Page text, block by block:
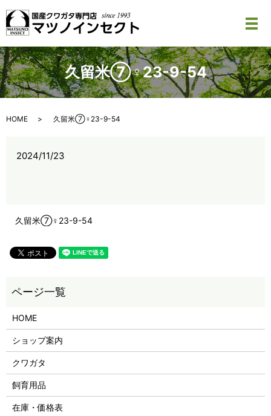
メ
久留米⑦♀23-9-54
HOME 久留米⑦♀23-9-54
2024/11/23
久留米⑦♀23-9-54
HOME
ショップ案内
クワガタ
飼育用品
在庫・価格表